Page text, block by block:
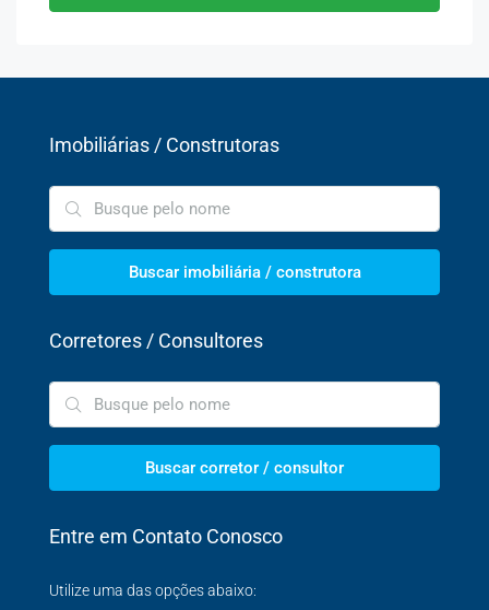
Imobiliárias / Construtoras
Buscar imobiliária / construtora
Corretores / Consultores
Buscar corretor / consultor
Entre em Contato Conosco
Utilize uma das opções abaixo: